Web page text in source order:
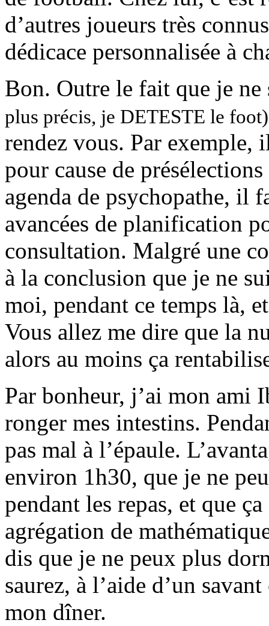
d’autres joueurs très
dédicace personnalisée à
Bon. Outre le fait que je
plus précis, je DETESTE le foot)
rendez vous. Par exemple,
pour cause de
agenda de psychopathe, il
avancées de planification
consultation. Malgré une
à la conclusion que je ne
moi, pendant ce temps là,
Vous allez me dire que la
alors au moins ça
Par bonheur, j’ai mon ami
ronger mes intestins.
pas mal à l’épaule.
environ 1h30, que je ne
pendant les repas, et que
agrégation de
dis que je ne peux plus
saurez, à l’aide d’un
mon dîner.